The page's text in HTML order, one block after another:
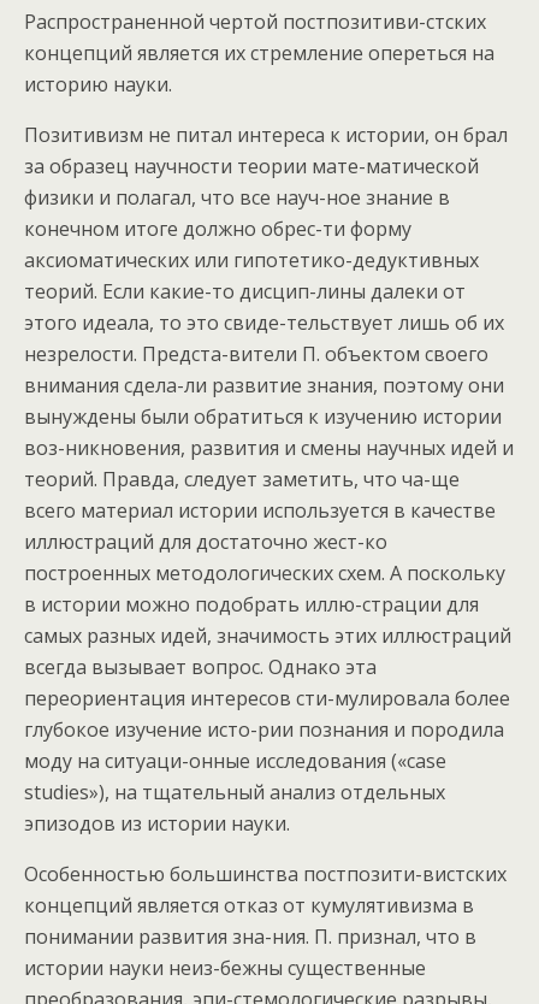
Распространенной чертой постпозитиви-стских
концепций является их стремление опереться на
историю науки.
Позитивизм не питал интереса к истории, он брал
за образец научности теории мате-матической
физики и полагал, что все науч-ное знание в
конечном итоге должно обрес-ти форму
аксиоматических или гипотетико-дедуктивных
теорий. Если какие-то дисцип-лины далеки от
этого идеала, то это свиде-тельствует лишь об их
незрелости. Предста-вители П. объектом своего
внимания сдела-ли развитие знания, поэтому они
вынуждены были обратиться к изучению истории
воз-никновения, развития и смены научных идей и
теорий. Правда, следует заметить, что ча-ще
всего материал истории используется в качестве
иллюстраций для достаточно жест-ко
построенных методологических схем. А поскольку
в истории можно подобрать иллю-страции для
самых разных идей, значимость этих иллюстраций
всегда вызывает вопрос. Однако эта
переориентация интересов сти-мулировала более
глубокое изучение исто-рии познания и породила
моду на ситуаци-онные исследования («case
studies»), на тщательный анализ отдельных
эпизодов из истории науки.
Особенностью большинства постпозити-вистских
концепций является отказ от кумулятивизма в
понимании развития зна-ния. П. признал, что в
истории науки неиз-бежны существенные